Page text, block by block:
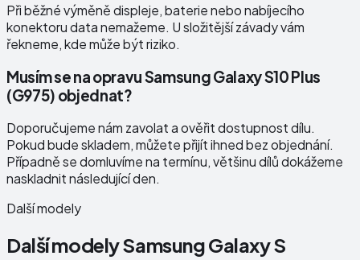
Při běžné výměně displeje, baterie nebo nabíjecího
konektoru data nemažeme. U složitější závady vám
řekneme, kde může být riziko.
Musím se na opravu Samsung Galaxy S10 Plus
(G975) objednat?
Doporučujeme nám zavolat a ověřit dostupnost dílu.
Pokud bude skladem, můžete přijít ihned bez objednání.
Případně se domluvíme na termínu, většinu dílů dokážeme
naskladnit následující den.
Další modely
Další modelySamsung Galaxy S